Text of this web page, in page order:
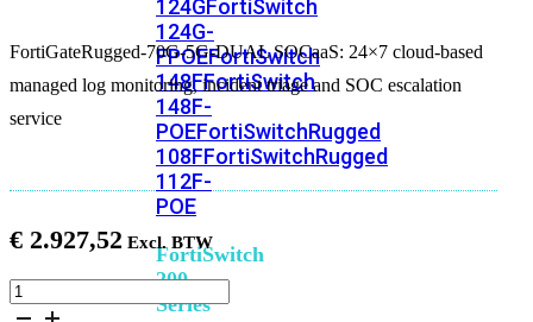
124GFortiSwitch
124G-
FPOEFortiSwitch
148FFortiSwitch
148F-
POEFortiSwitchRugged
108FFortiSwitchRugged
112F-
POE
FortiSwitch
200
Series
FortiGateRugged-70G-5G-DUAL SOCaaS: 24×7 cloud-based
managed log monitoring, incident triage and SOC escalation
service
€ 2.927,52
FortiGateRugged-
70G-